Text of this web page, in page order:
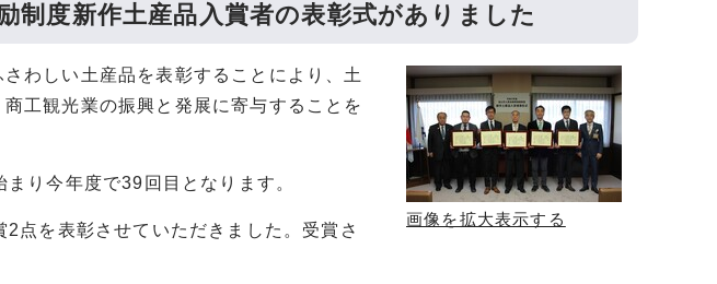
度新作土産品入賞者の表彰式がありました
画像を拡大表示する
わしい土産品を表彰することにより、土
工観光業の振興と発展に寄与することを
り今年度で39回目となります。
点を表彰させていただきました。受賞さ